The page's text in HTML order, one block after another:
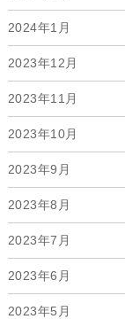
2024年1月
2023年12月
2023年11月
2023年10月
2023年9月
2023年8月
2023年7月
2023年6月
2023年5月